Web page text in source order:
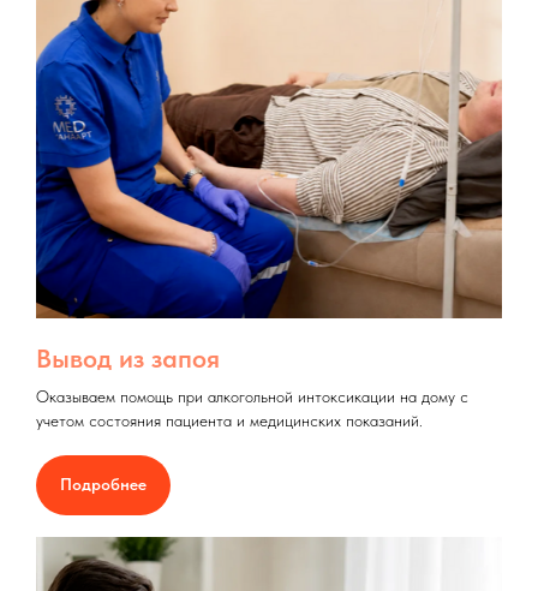
Вывод из запоя
Оказываем помощь при алкогольной интоксикации на дому с
учетом состояния пациента и медицинских показаний.
Подробнее